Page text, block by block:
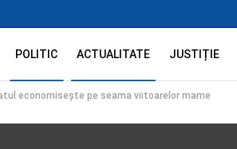
POLITIC ACTUALITATE JUSTIȚIE
economisește pe seama viitoarelor mame